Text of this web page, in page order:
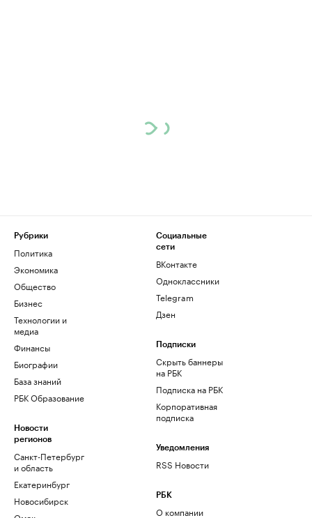
Рубрики
Политика
Экономика
Общество
Бизнес
Технологии и
медиа
Финансы
Биографии
База знаний
РБК Образование
Новости
регионов
Санкт-Петербург
и область
Екатеринбург
Новосибирск
Социальные
сети
ВКонтакте
Одноклассники
Telegram
Дзен
Подписки
Скрыть баннеры
на РБК
Подписка на РБК
Корпоративная
подписка
Уведомления
RSS Новости
РБК
О компании